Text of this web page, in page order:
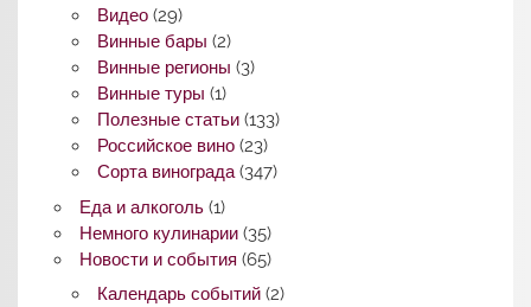
Видео(29)
Винные бары (2)
Винные регионы (3)
Винные туры (1)
Полезные статьи(133)
Российское вино(23)
Сорта винограда(347)
Еда и алкоголь(1)
Немного кулинарии(35)
Новости и события (65)
Календарь событий(2)